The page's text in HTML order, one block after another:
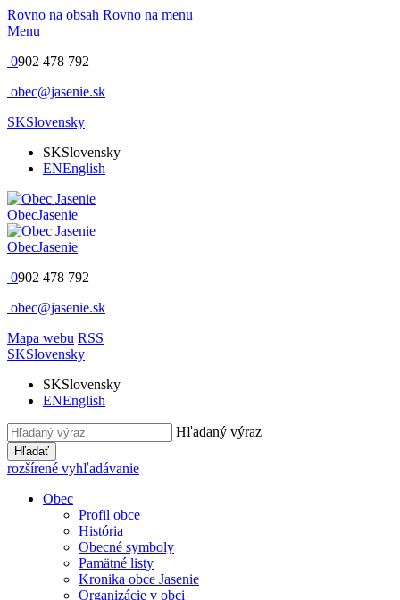
Rovno na obsah Rovno na menu
Menu
0902 478 792
obec@jasenie.sk
SKSlovensky
SKSlovensky
ENEnglish
ObecJasenie
ObecJasenie
0902 478 792
obec@jasenie.sk
Mapa webu RSS
SKSlovensky
SKSlovensky
ENEnglish
Hľadaný výraz
Hľadať
rozšírené vyhľadávanie
Obec
Profil obce
História
Obecné symboly
Pamätné listy
Kronika obce Jasenie
Organizácie v obci